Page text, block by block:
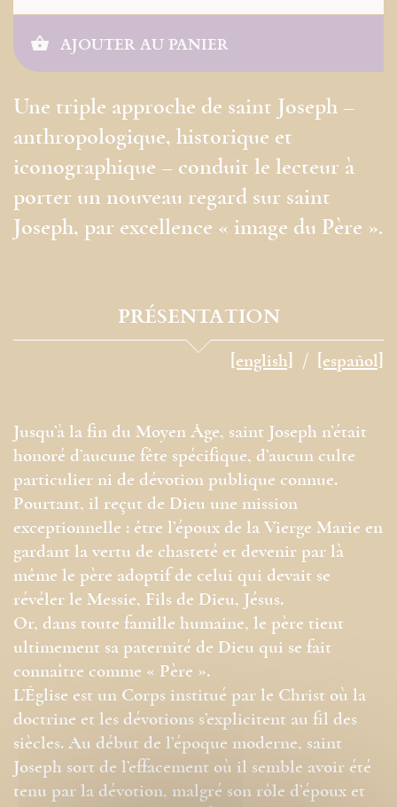
AJOUTER AU PANIER
Une triple approche de saint Joseph –
anthropologique, historique et
iconographique – conduit le lecteur à
porter un nouveau regard sur saint
Joseph, par excellence « image du Père ».
PRÉSENTATION
[english] [español]
Jusqu’à la fin du Moyen Âge, saint Joseph n’était
honoré d’aucune fête spécifique, d’aucun culte
particulier ni de dévotion publique connue.
Pourtant, il reçut de Dieu une mission
exceptionnelle : être l’époux de la Vierge Marie en
gardant la vertu de chasteté et devenir par là
même le père adoptif de celui qui devait se
révéler le Messie, Fils de Dieu, Jésus.
Or, dans toute famille humaine, le père tient
ultimement sa paternité de Dieu qui se fait
connaître comme « Père ».
L’Église est un Corps institué par le Christ où la
doctrine et les dévotions s’explicitent au fil des
siècles. Au début de l’époque moderne, saint
Joseph sort de l’effacement où il semble avoir été
tenu par la dévotion, malgré son rôle d’époux et